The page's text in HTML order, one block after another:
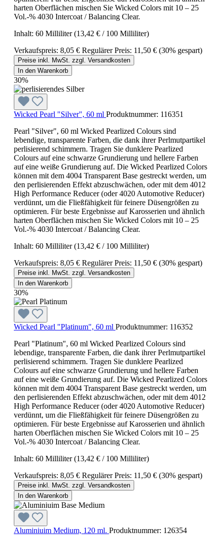
harten Oberflächen mischen Sie Wicked Colors mit 10 – 25
Vol.-% 4030 Intercoat / Balancing Clear.
Inhalt: 60 Milliliter(13,42 € / 100 Milliliter)
Verkaufspreis: 8,05 € Regulärer Preis: 11,50 € (30% gespart)
Preise inkl. MwSt. zzgl. Versandkosten
In den Warenkorb
30%
Wicked Pearl "Silver", 60 ml Produktnummer: 116351
Pearl "Silver", 60 ml Wicked Pearlized Colours sind
lebendige, transparente Farben, die dank ihrer Perlmutpartikel
perlisierend schimmern. Tragen Sie dunklere Pearlized
Colours auf eine schwarze Grundierung und hellere Farben
auf eine weiße Grundierung auf. Die Wicked Pearlized Colors
können mit dem 4004 Transparent Base gestreckt werden, um
den perlisierenden Effekt abzuschwächen, oder mit dem 4012
High Performance Reducer (oder 4020 Automotive Reducer)
verdünnt, um die Fließfähigkeit für feinere Düsengrößen zu
optimieren. Für beste Ergebnisse auf Karosserien und ähnlich
harten Oberflächen mischen Sie Wicked Colors mit 10 – 25
Vol.-% 4030 Intercoat / Balancing Clear.
Inhalt: 60 Milliliter(13,42 € / 100 Milliliter)
Verkaufspreis: 8,05 € Regulärer Preis: 11,50 € (30% gespart)
Preise inkl. MwSt. zzgl. Versandkosten
In den Warenkorb
30%
Wicked Pearl "Platinum", 60 ml Produktnummer: 116352
Pearl "Platinum", 60 ml Wicked Pearlized Colours sind
lebendige, transparente Farben, die dank ihrer Perlmutpartikel
perlisierend schimmern. Tragen Sie dunklere Pearlized
Colours auf eine schwarze Grundierung und hellere Farben
auf eine weiße Grundierung auf. Die Wicked Pearlized Colors
können mit dem 4004 Transparent Base gestreckt werden, um
den perlisierenden Effekt abzuschwächen, oder mit dem 4012
High Performance Reducer (oder 4020 Automotive Reducer)
verdünnt, um die Fließfähigkeit für feinere Düsengrößen zu
optimieren. Für beste Ergebnisse auf Karosserien und ähnlich
harten Oberflächen mischen Sie Wicked Colors mit 10 – 25
Vol.-% 4030 Intercoat / Balancing Clear.
Inhalt: 60 Milliliter(13,42 € / 100 Milliliter)
Verkaufspreis: 8,05 € Regulärer Preis: 11,50 € (30% gespart)
Preise inkl. MwSt. zzgl. Versandkosten
In den Warenkorb
Aluminiuim Medium, 120 ml. Produktnummer: 126354